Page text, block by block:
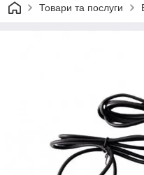
Товари та послуги